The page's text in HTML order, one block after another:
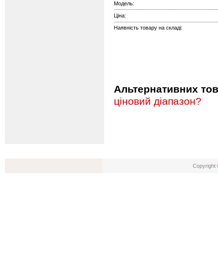
Модель:
Ціна:
Наявність товару на складі:
Альтернативних
ціновий діапазон?
Copyright